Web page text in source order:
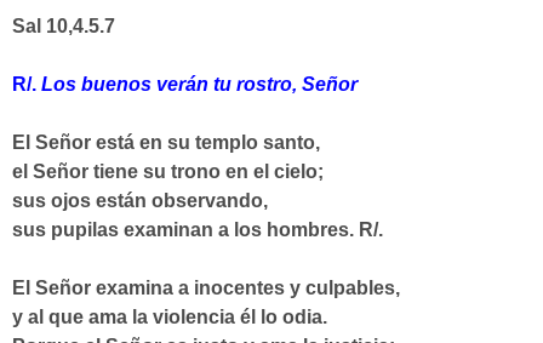
Sal 10,4.5.7
R/. Los buenos verán tu rostro, Señor
El Señor está en su templo santo,
el Señor tiene su trono en el cielo;
sus ojos están observando,
sus pupilas examinan a los hombres. R/.
El Señor examina a inocentes y culpables,
y al que ama la violencia él lo odia.